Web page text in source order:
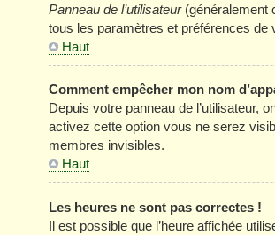
Panneau de l’utilisateur(généralement
tous les paramètres et préférences de
Haut
Comment empêcher mon nom
Depuis votre panneau de l’utilisateur,
activez cette option vous ne serez
membres invisibles.
Haut
Les heures ne sont pas correctes !
Il est possible que l’heure affichée